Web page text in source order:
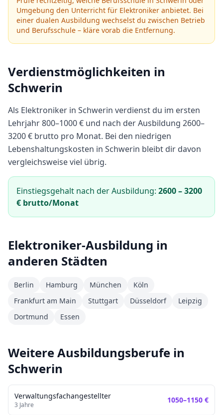
Umgebung den Unterricht für Elektroniker anbietet. Bei
einer dualen Ausbildung wechselst du zwischen Betrieb
und Berufsschule – kläre vorab die Entfernung.
Verdienstmöglichkeiten in
Schwerin
Als Elektroniker in Schwerin verdienst du im ersten
Lehrjahr800–1000€ und nach der Ausbildung 2600–
3200€ brutto pro Monat. Bei den niedrigen
Lebenshaltungskosten in Schwerin bleibt dir davon
vergleichsweise viel übrig.
Einstiegsgehalt nach der Ausbildung: 2600–3200
€ brutto/Monat
Elektroniker-Ausbildung in
anderen Städten
Berlin Hamburg München
Köln
Frankfurt am Main
Stuttgart Düsseldorf
Leipzig
Dortmund
Essen
Weitere Ausbildungsberufe in
Schwerin
Verwaltungsfachangestellter
3 Jahre
1050–1150 €